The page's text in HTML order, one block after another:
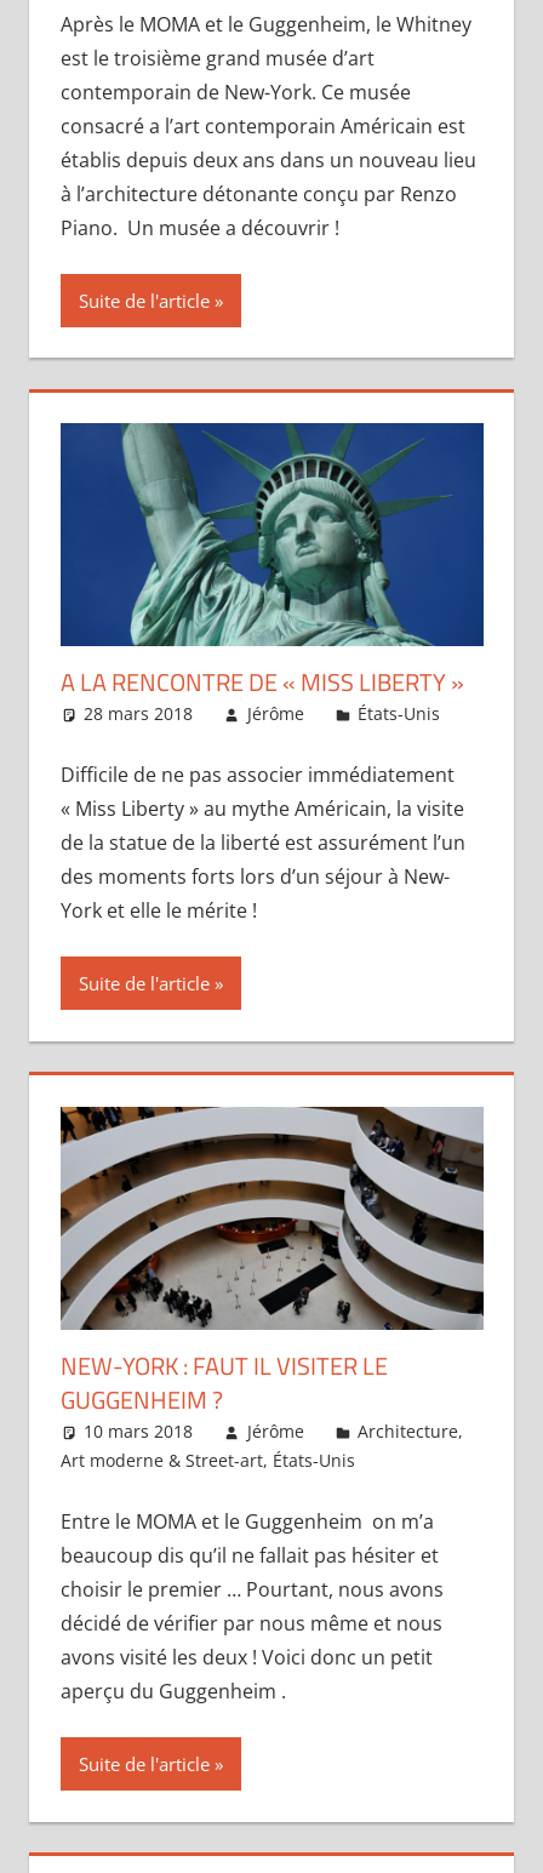
Après le MOMA et le Guggenheim, le Whitney
est le troisième grand musée d’art
contemporain de New-York. Ce musée
consacré a l’art contemporain Américain est
établis depuis deux ans dans un nouveau lieu
à l’architecture détonante conçu par Renzo
Piano. Un musée a découvrir !
Suite de l'article
A LA RENCONTRE DE « MISS LIBERTY »
28 mars 2018 Jérôme États-Unis
Difficile de ne pas associer immédiatement
« Miss Liberty » au mythe Américain, la visite
de la statue de la liberté est assurément l’un
des moments forts lors d’un séjour à New-
York et elle le mérite !
Suite de l'article
NEW-YORK : FAUT IL VISITER LE
GUGGENHEIM ?
10 mars 2018 Jérôme Architecture,
Art moderne & Street-art, États-Unis
Entre le MOMA et le Guggenheim on m’a
beaucoup dis qu’il ne fallait pas hésiter et
choisir le premier … Pourtant, nous avons
décidé de vérifier par nous même et nous
avons visité les deux ! Voici donc un petit
aperçu du Guggenheim .
Suite de l'article